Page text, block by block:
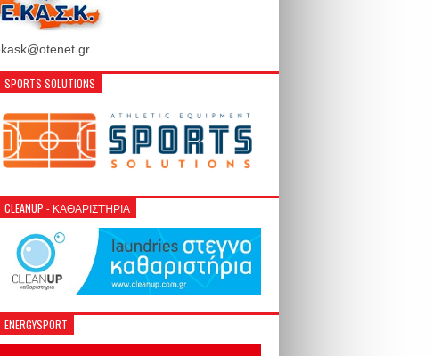
SPORTS SOLUTIONS
CLEANUP - ΚΑΘΑΡΙΣΤΉΡΙΑ
ENERGYSPORT